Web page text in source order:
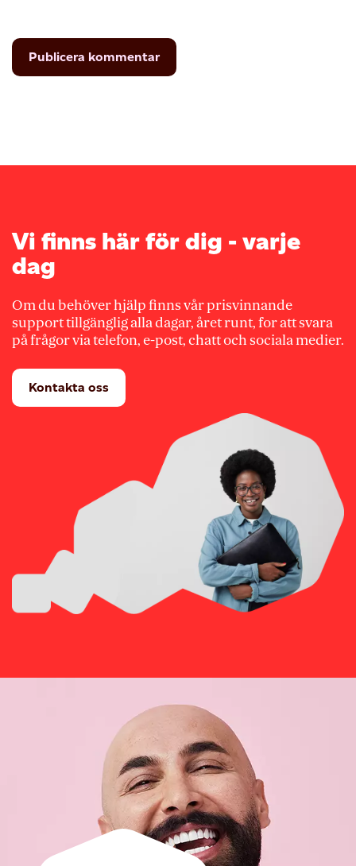
Vi finns här för dig - varje
dag
Om du behöver hjälp finns vår prisvinnande
support tillgänglig alla dagar, året runt, for att svara
på frågor via telefon, e-post, chatt och sociala medier.
Kontakta oss